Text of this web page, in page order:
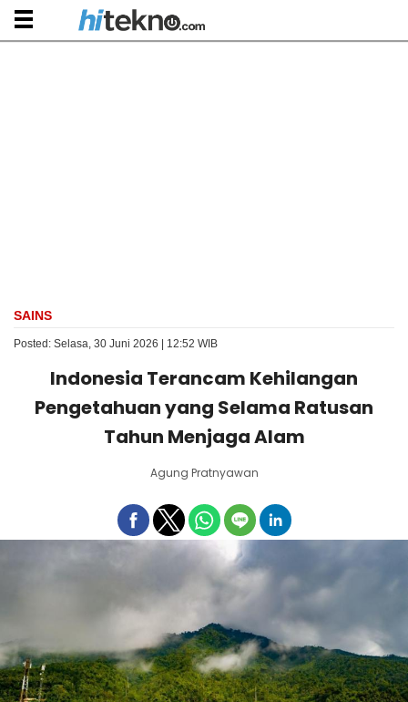
SAINS
Posted: Selasa, 30 Juni 2026 | 12:52 WIB
Indonesia Terancam Kehilangan
Pengetahuan yang Selama Ratusan
Tahun Menjaga Alam
Agung Pratnyawan